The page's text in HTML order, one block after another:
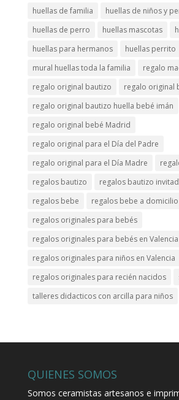
huellas de familia
huellas de niños y
huellas de perro
huellas mascotas
huellas para hermanos
huellas perrito
mural huellas toda la familia
regalo
regalo original bautizo
regalo original
regalo original bautizo huella bebé imán
regalo original bebé Madrid
regalo original para el Día del Padre
regalo original para el Día Madre
regalos bautizo
regalos bautizo
regalos bebe
regalos bebe a
regalos originales para bebés
regalos originales para bebés en Valencia
regalos originales para niños en Valencia
regalos originales para recién nacidos
talleres didacticos con arcilla para niños
QUIENES SOMOS
Somos ceramistas artesanos e